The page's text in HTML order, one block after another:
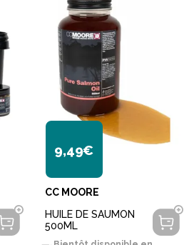
9,49€
CC MOORE
HUILE DE SAUMON
500ML